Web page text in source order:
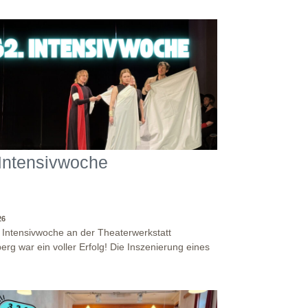
ist. Außerdem lernst du andere Bewerber:innen
mit denen du in Zukunft vielleicht gemeinsam
Weiterbildung machst. Bewirb dich jetzt auf eine
Theaterpädagogischen Aus- und
und erhalte eine Einladung zum
und Aufnahmeworkshop. Bei Fragen,
uns einfach eine Mail an:
heidelberg.de Wir freuen uns auf
Intensivwoche an der Theaterwerkstatt
war ein voller Erfolg! Die Inszenierung eines
Es fand eine intensive
mit den Inhalten und Themen